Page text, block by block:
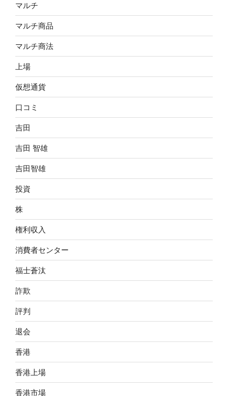
マルチ
マルチ商品
マルチ商法
上場
仮想通貨
口コミ
吉田
吉田 智雄
吉田智雄
投資
株
権利収入
消費者センター
福士蒼汰
詐欺
評判
退会
香港
香港上場
香港市場